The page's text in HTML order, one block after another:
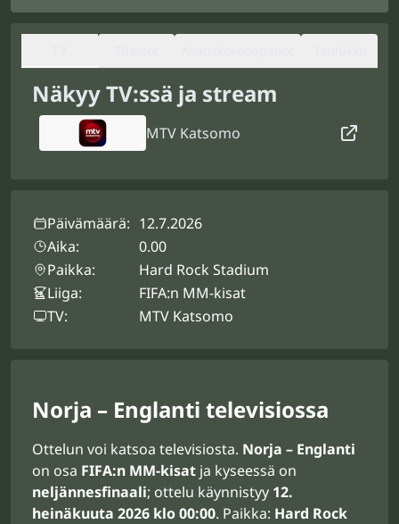
Näkyy TV:ssä ja stream
MTV Katsomo
Päivämäärä: 12.7.2026
Aika:
0.00
Paikka:
Hard Rock Stadium
Liiga:
FIFA:n MM-kisat
TV:
MTV Katsomo
Norja – Englanti televisiossa
Ottelun voi katsoa televisiosta. Norja – Englanti
on osa FIFA:n MM-kisat ja kyseessä on
neljännesfinaali; ottelu käynnistyy 12.
heinäkuuta 2026 klo 00:00. Paikka: Hard Rock